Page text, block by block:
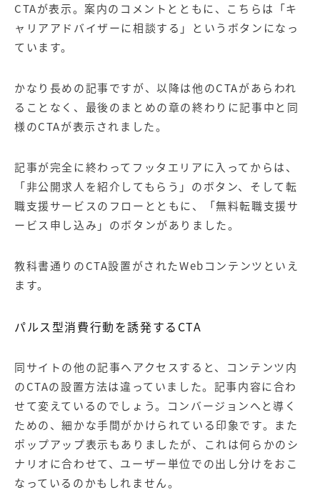
CTAが表示。案内のコメントとともに、こちらは「キ
ャリアアドバイザーに相談する」というボタンになっ
ています。
かなり長めの記事ですが、以降は他のCTAがあらわれ
ることなく、最後のまとめの章の終わりに記事中と同
様のCTAが表示されました。
記事が完全に終わってフッタエリアに入ってからは、
「非公開求人を紹介してもらう」のボタン、そして転
職支援サービスのフローとともに、「無料転職支援サ
ービス申し込み」のボタンがありました。
教科書通りのCTA設置がされたWebコンテンツといえ
ます。
パルス型消費行動を誘発するCTA
同サイトの他の記事へアクセスすると、コンテンツ内
のCTAの設置方法は違っていました。記事内容に合わ
せて変えているのでしょう。コンバージョンへと導く
ための、細かな手間がかけられている印象です。また
ポップアップ表示もありましたが、これは何らかのシ
ナリオに合わせて、ユーザー単位での出し分けをおこ
なっているのかもしれません。